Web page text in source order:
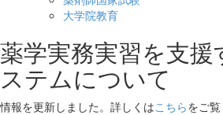
大学院教育
薬学実務実習を支援
ステムについて
情報を更新しました。詳しくはこちらをご覧